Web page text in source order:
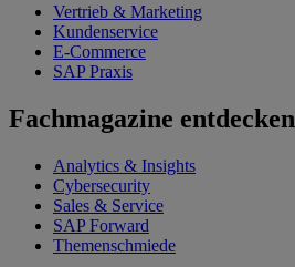
Vertrieb & Marketing
Kundenservice
E-Commerce
SAP Praxis
Fachmagazine entdecken
Analytics & Insights
Cybersecurity
Sales & Service
SAP Forward
Themenschmiede